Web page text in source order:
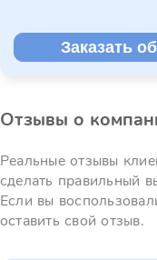
Заказать
Отзывы о
Реальные отзывы
сделать правильный
Если вы
оставить свой отзыв.